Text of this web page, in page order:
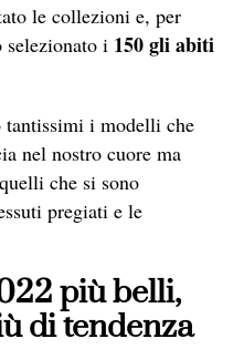
le collezioni e, per
i 150 gli abiti
tantissimi i modelli che
nel nostro cuore ma
che si sono
pregiati e le
più belli,
di tendenza